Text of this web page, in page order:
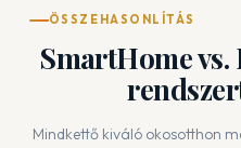
ÖSSZEHASONLÍTÁS
SmartHome
Mindkettő kiváló okosotthon